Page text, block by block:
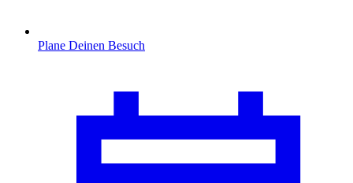
Plane Deinen Besuch